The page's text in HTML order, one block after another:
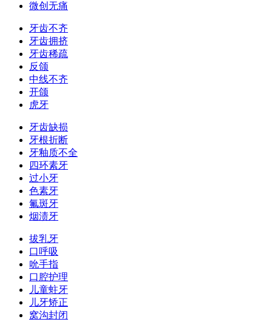
微创无痛
牙齿不齐
牙齿拥挤
牙齿稀疏
反颌
中线不齐
开颌
虎牙
牙齿缺损
牙根折断
牙釉质不全
四环素牙
过小牙
色素牙
氟斑牙
烟渍牙
拔乳牙
口呼吸
吮手指
口腔护理
儿童蛀牙
儿牙矫正
窝沟封闭